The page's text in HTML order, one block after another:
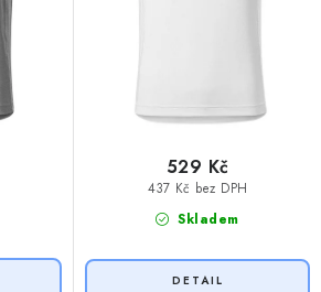
Skladem
437 Kč bez DPH
529 Kč